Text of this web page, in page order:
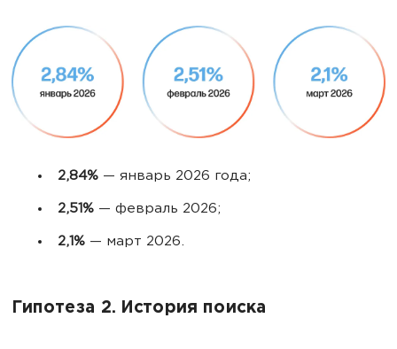
2,84% — январь 2026 года;
2,51% — февраль 2026;
2,1% — март 2026.
Гипотеза 2. История поиска